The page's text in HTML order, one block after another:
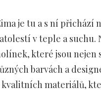
je tu a s ní přichází
v teple a suchu.
které jsou nejen
barvách a
kvalitních materiálů,